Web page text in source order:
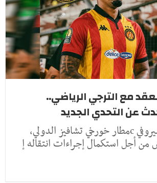
مع الترجي الرياضي..
عن التحدي الجديد
غادر اللاعب البيروفي cمطار خورخي تشافيز الدولي،
من أجل استكمال إجراءات انتقاله إ